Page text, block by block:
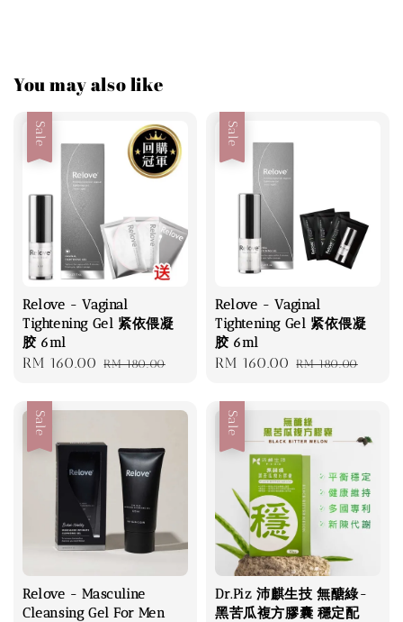
You may also like
Sale
Relove - Vaginal
Tightening Gel 紧依偎凝
胶 6ml
Sale
RM 160.00 Regular
RM 180.00
Sale
Relove - Vaginal
Tightening Gel 紧依偎凝
胶 6ml
Sale
RM 160.00 Regular
RM 180.00
Sale
Relove - Masculine
Cleansing Gel For Men
Sale
Dr.Piz 沛麒生技 無醣綠-
黑苦瓜複方膠囊 穩定配